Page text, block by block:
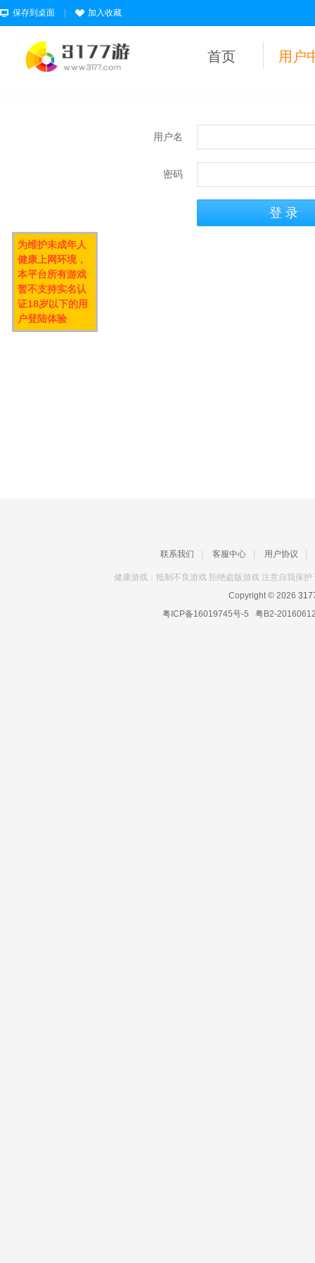
保存到桌面 加入收藏
首页 用户
用户名
密码
联系我们 客服中心 用户协议
健康游戏：抵制不良游戏 拒绝盗版游戏 注意自我保
Copyright © 2026
粤ICP备16019745号-5 粤B2-
为维护未成年人
健康上网环境，
本平台所有游戏
暂不支持实名认
证18岁以下的用
户登陆体验